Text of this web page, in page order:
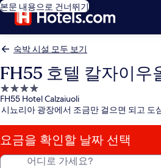
본문 내용으로 건너뛰기
숙박 시설 모두 보기
FH55 호텔 칼자이우
4.0
성
급
숙
박
시
FH55 Hotel Calzaiuoli
시뇨리아 광장에서 조금만 걸으면 되고 도
요금을 확인할 날짜 선택
어디로 가세요?